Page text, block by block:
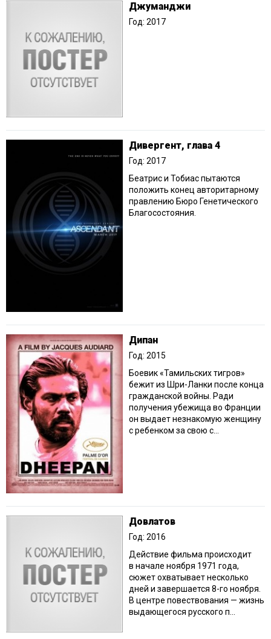
Джуманджи
Год: 2017
Дивергент, глава 4
Год: 2017
Беатрис и Тобиас пытаются
положить конец авторитарному
правлению Бюро Генетического
Благосостояния.
Дипан
Год: 2015
Боевик «Тамильских тигров»
бежит из Шри-Ланки после конца
гражданской войны. Ради
получения убежища во Франции
он выдает незнакомую женщину
с ребенком за свою с...
Довлатов
Год: 2016
Действие фильма происходит
в начале ноября 1971 года,
сюжет охватывает несколько
дней и завершается 8-го ноября.
В центре повествования — жизнь
выдающегося русского п...